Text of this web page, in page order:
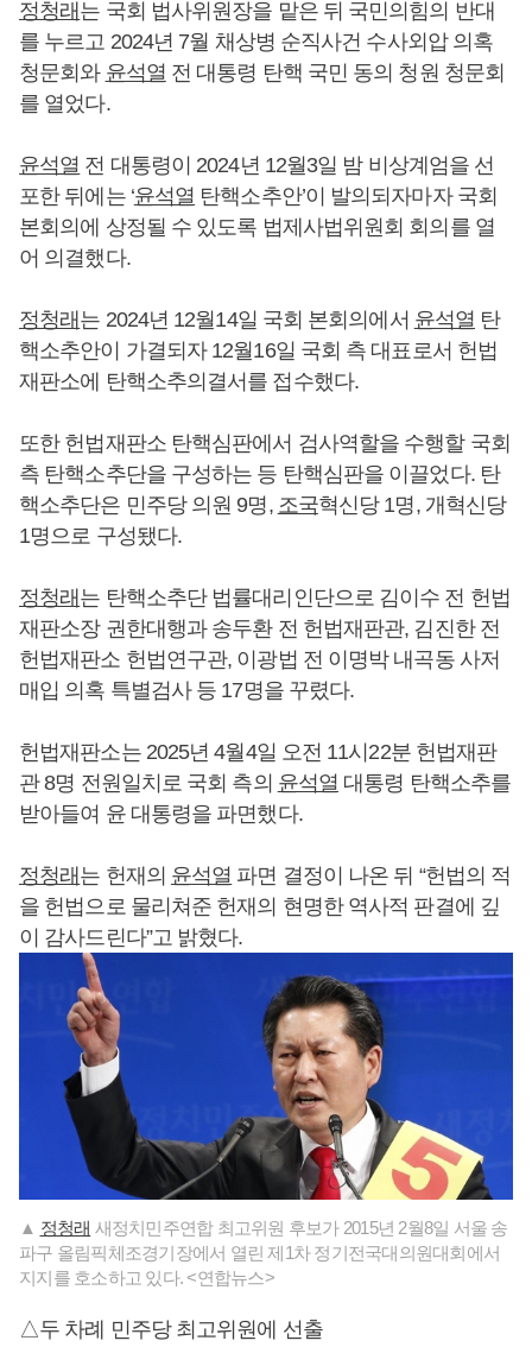
정청래 는 국회 법사위원장을 맡은 뒤 국민의힘의 반대
를 누르고 2024년 7월 채상병 순직사건 수사외압 의혹
청문회와 윤석열 전 대통령 탄핵 국민 동의 청원 청문회
를 열었다.
윤석열 전 대통령이 2024년 12월3일 밤 비상계엄을 선
포한 뒤에는 ‘윤석열 탄핵소추안’이 발의되자마자 국회
본회의에 상정될 수 있도록 법제사법위원회 회의를 열
어 의결했다.
정청래 는 2024년 12월14일 국회 본회의에서 윤석열 탄
핵소추안이 가결되자 12월16일 국회 측 대표로서 헌법
재판소에 탄핵소추의결서를 접수했다.
또한 헌법재판소 탄핵심판에서 검사역할을 수행할 국회
측 탄핵소추단을 구성하는 등 탄핵심판을 이끌었다. 탄
핵소추단은 민주당 의원 9명, 조국혁신당 1명, 개혁신당
1명으로 구성됐다.
정청래 는 탄핵소추단 법률대리인단으로 김이수 전 헌법
재판소장 권한대행과 송두환 전 헌법재판관, 김진한 전
헌법재판소 헌법연구관, 이광법 전 이명박 내곡동 사저
매입 의혹 특별검사 등 17명을 꾸렸다.
헌법재판소는 2025년 4월4일 오전 11시22분 헌법재판
관 8명 전원일치로 국회 측의 윤석열 대통령 탄핵소추를
받아들여 윤 대통령을 파면했다.
정청래 는 헌재의 윤석열 파면 결정이 나온 뒤 “헌법의 적
을 헌법으로 물리쳐준 헌재의 현명한 역사적 판결에 깊
이 감사드린다”고 밝혔다.
▲ 정청래 새정치민주연합 최고위원 후보가 2015년 2월8일 서울 송
파구 올림픽체조경기장에서 열린 제1차 정기전국대의원대회에서
지지를 호소하고 있다. <연합뉴스>
△두 차례 민주당 최고위원에 선출